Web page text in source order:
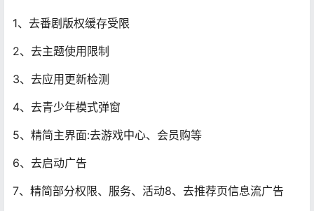
1、去番剧版权缓存受限
2、去主题使用限制
3、去应用更新检测
4、去青少年模式弹窗
5、精简主界面:去游戏中心、会员购等
6、去启动广告
7、精简部分权限、服务、活动8、去推荐页信息流广告